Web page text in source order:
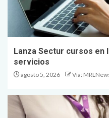
Lanza Sectur cursos en
servicios
agosto 5, 2026 Vía: